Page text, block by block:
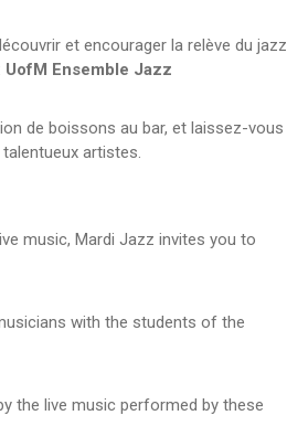
et encourager la relève du jazz
UofM Ensemble Jazz
de boissons au bar, et laissez-vous
artistes.
music, Mardi Jazz invites you to
with the students of the
the live music performed by these